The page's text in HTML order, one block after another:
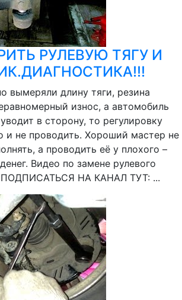
РУЛЕВУЮ ТЯГУ И
вымеряли длину тяги, резина
износ, а автомобиль
в сторону, то регулировку
не проводить. Хороший мастер не
а проводить её у плохого –
Видео по замене рулевого
ПОДПИСАТЬСЯ НА КАНАЛ ТУТ: ...